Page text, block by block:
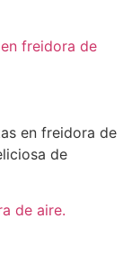
en freidora de
de